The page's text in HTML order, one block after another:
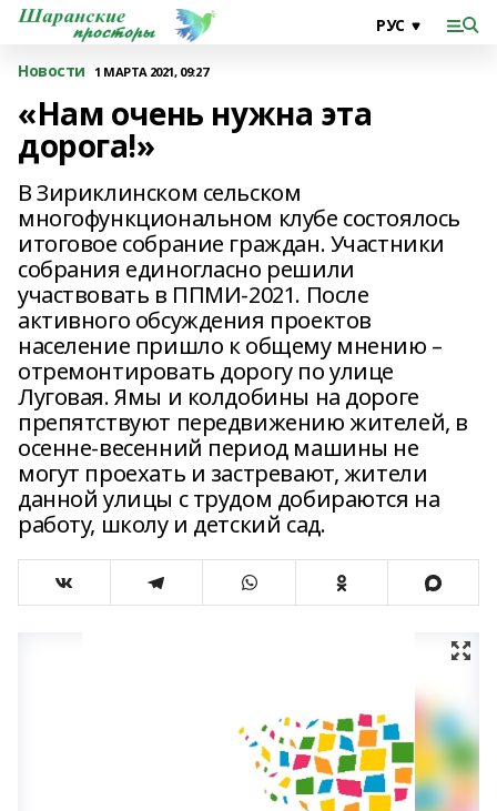
Новости 1 МАРТА 2021, 09:27
«Нам очень нужна эта
дорога!»
В Зириклинском сельском
многофункциональном клубе состоялось
итоговое собрание граждан. Участники
собрания единогласно решили
участвовать в ППМИ-2021. После
активного обсуждения проектов
население пришло к общему мнению –
отремонтировать дорогу по улице
Луговая. Ямы и колдобины на дороге
препятствуют передвижению жителей, в
осенне-весенний период машины не
могут проехать и застревают, жители
данной улицы с трудом добираются на
работу, школу и детский сад.